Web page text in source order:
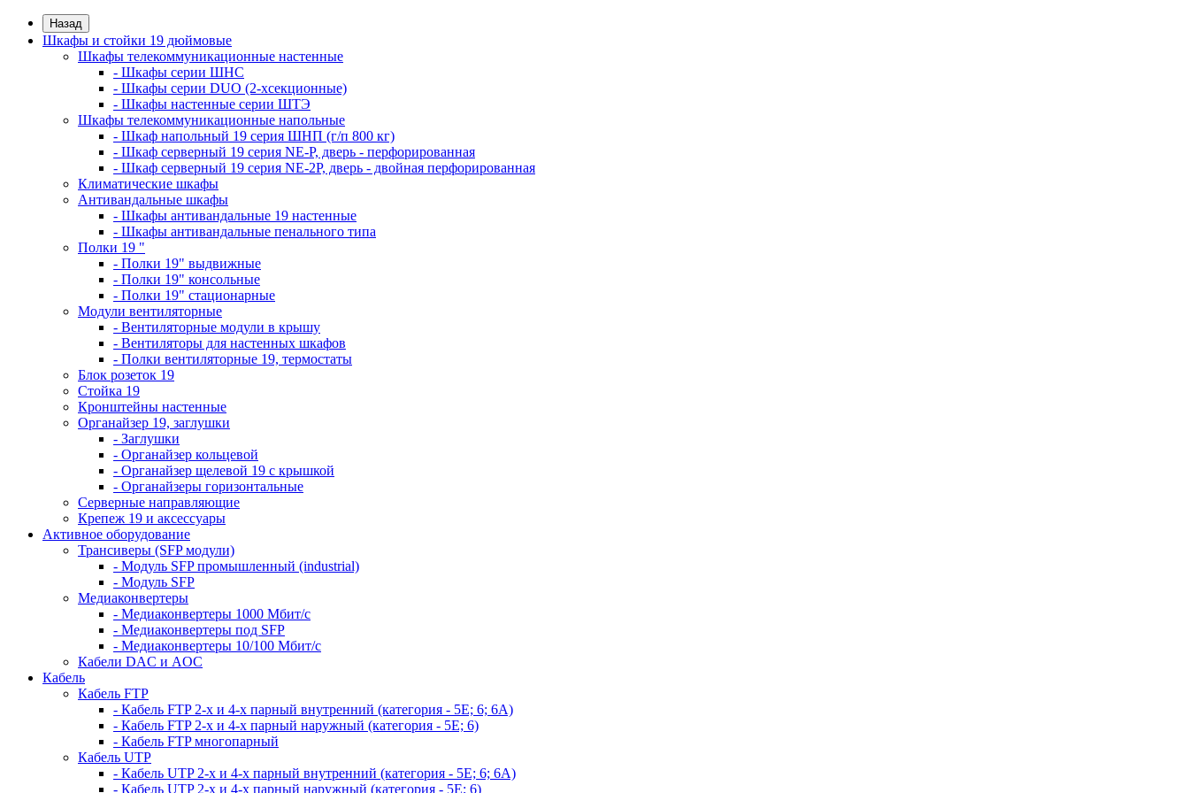
Назад
Шкафы и стойки 19 дюймовые
Шкафы телекоммуникационные настенные
- Шкафы серии ШНС
- Шкафы серии DUO (2-хсекционные)
- Шкафы настенные серии ШТЭ
Шкафы телекоммуникационные напольные
- Шкаф напольный 19 серия ШНП (г/п 800 кг)
- Шкаф серверный 19 серия NE-P, дверь - перфорированная
- Шкаф серверный 19 серия NE-2P, дверь - двойная перфорированная
Климатические шкафы
Антивандальные шкафы
- Шкафы антивандальные 19 настенные
- Шкафы антивандальные пенального типа
Полки 19 "
- Полки 19" выдвижные
- Полки 19" консольные
- Полки 19" стационарные
Модули вентиляторные
- Вентиляторные модули в крышу
- Вентиляторы для настенных шкафов
- Полки вентиляторные 19, термостаты
Блок розеток 19
Стойка 19
Кронштейны настенные
Органайзер 19, заглушки
- Заглушки
- Органайзер кольцевой
- Органайзер щелевой 19 с крышкой
- Органайзеры горизонтальные
Серверные направляющие
Крепеж 19 и аксессуары
Активное оборудование
Трансиверы (SFP модули)
- Модуль SFP промышленный (industrial)
- Модуль SFP
Медиаконвертеры
- Медиаконвертеры 1000 Мбит/с
- Медиаконвертеры под SFP
- Медиаконвертеры 10/100 Мбит/с
Кабели DAC и AOC
Кабель
Кабель FTP
- Кабель FTP 2-х и 4-х парный внутренний (категория - 5Е; 6; 6А)
- Кабель FTP 2-х и 4-х парный наружный (категория - 5Е; 6)
- Кабель FTP многопарный
Кабель UTP
- Кабель UTP 2-х и 4-х парный внутренний (категория - 5Е; 6; 6А)
- Кабель UTP 2-х и 4-х парный наружный (категория - 5Е; 6)